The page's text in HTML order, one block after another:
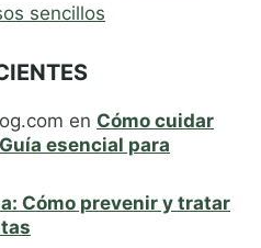
sencillos
en Cómo cuidar
esencial para
Cómo prevenir y tratar